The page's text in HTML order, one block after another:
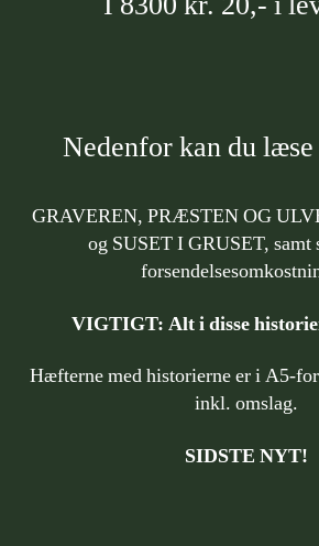
Nedenfor kan du
GRAVEREN, PRÆSTEN OG
og SUSET I GRUSET, samt
VIGTIGT: Alt i disse
Hæfterne med historierne er i A5-
inkl. omslag.
SIDSTE NYT!